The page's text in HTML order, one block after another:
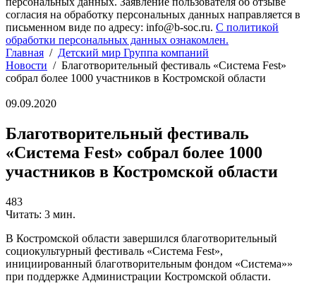
согласия на обработку персональных данных направляется в
письменном виде по адресу: info@b-soc.ru. С политикой
обработки персональных данных ознакомлен.
Главная / Детский мир Группа компаний
Новости / Благотворительный фестиваль «Система Fest»
собрал более 1000 участников в Костромской области
09.09.2020
Благотворительный фестиваль
«Система Fest» собрал более 1000
участников в Костромской области
483
Читать: 3 мин.
В Костромской области завершился благотворительный
социокультурный фестиваль «Система Fest»,
инициированный благотворительным фондом «Система»»
при поддержке Администрации Костромской области.